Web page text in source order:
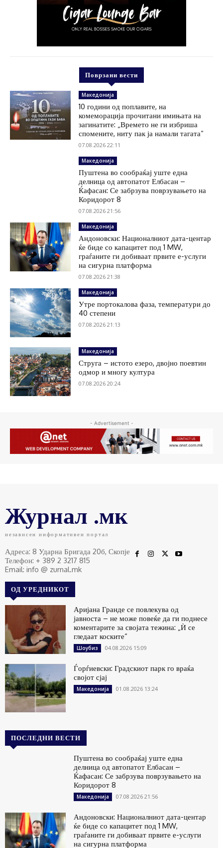
Поврзани вести
Македонија
10 години од поплавите, на
комеморација прочитани имињата на
загинатите: „Времето не ги избриша
спомените, ниту пак ја намали тагата“
07.08.2026 22:11
Македонија
Пуштена во сообраќај уште една
делница од автопатот Елбасан –
Ќафасан: Се забрзува поврзувањето на
Коридорот 8
07.08.2026 21:56
Македонија
Андоновски: Националниот дата-центар
ќе биде со капацитет под 1 MW,
граѓаните ги добиваат првите е-услуги
на сигурна платформа
07.08.2026 21:38
Македонија
Утре портокалова фаза, температури до
40 степени
07.08.2026 21:13
Македонија
Струга – истото езеро, двојно поевтин
одмор и многу култура
07.08.2026 20:24
- Advertisement -
Журнал .мк
независен информативен портал
Адреса: 8 Ударна Бригада 20б, Скопје
Телефон: + 389 2 3217 815
Email: info @ zurnal.mk
ОД УРЕДНИКОТ
Аријана Гранде се повлекува од
јавноста – не може повеќе да ги поднесе
коментарите за својата тежина: „Ѝ се
гледаат коските“
Шоубиз 04.08.2026 15:09
Ѓорѓиевски: Градскиот парк го враќа
својот сјај
Македонија 01.08.2026 13:24
ПОСЛЕДНИ ВЕСТИ
Пуштена во сообраќај уште една
делница од автопатот Елбасан –
Ќафасан: Се забрзува поврзувањето на
Коридорот 8
Македонија 07.08.2026 21:56
Андоновски: Националниот дата-центар
ќе биде со капацитет под 1 MW,
граѓаните ги добиваат првите е-услуги
на сигурна платформа